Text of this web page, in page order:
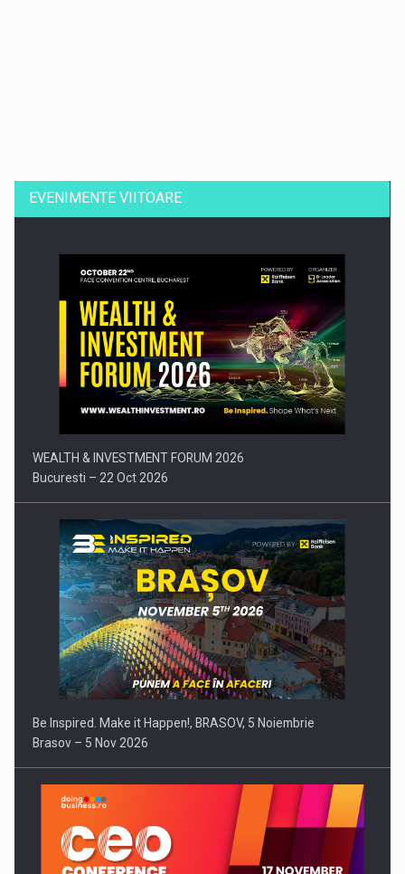
Comunicat de presa: Joburile part-time reincep sa intre pe…
EVENIMENTE VIITOARE
WEALTH & INVESTMENT FORUM 2026
Bucuresti – 22 Oct 2026
Be Inspired. Make it Happen!, BRASOV, 5 Noiembrie
Brasov – 5 Nov 2026